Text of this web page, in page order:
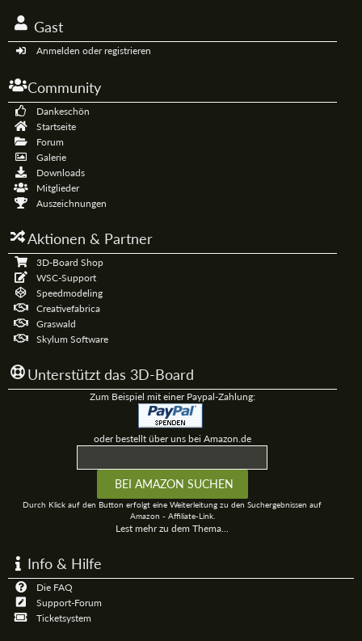
Gast
Anmelden oder registrieren
Community
Dankeschön
Startseite
Forum
Galerie
Downloads
Mitglieder
Auszeichnungen
Aktionen & Partner
3D-Board Shop
WSC-Support
Speedmodeling
Creativefabrica
Graswald
Skylum Software
Unterstützt das 3D-Board
Zum Beispiel mit einer Paypal-Zahlung:
oder bestellt über uns bei Amazon.de
Durch Klick auf den Button erfolgt eine Weiterleitung zu den Suchergebnissen auf
Amazon - Affiliate-Link.
Lest mehr zu dem Thema...
Info & Hilfe
Die FAQ
Support-Forum
Ticketsystem